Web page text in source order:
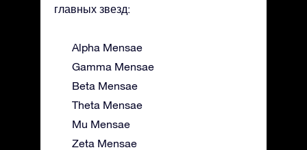
главных звезд:
Alpha Mensae
Gamma Mensae
Beta Mensae
Theta Mensae
Mu Mensae
Zeta Mensae